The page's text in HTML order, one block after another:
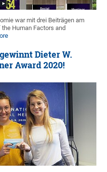
war mit drei Beiträgen am
Human Factors and
Dieter W.
Award 2020!